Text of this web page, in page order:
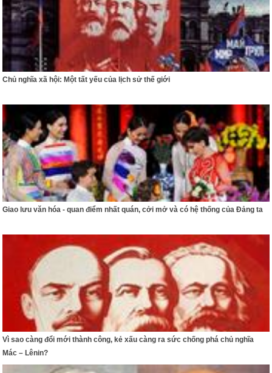
Chủ nghĩa xã hội: Một tất yếu của lịch sử thế giới
Giao lưu văn hóa - quan điểm nhất quán, cởi mở và có hệ thống của Đảng ta
Vì sao càng đổi mới thành công, kẻ xấu càng ra sức chống phá chủ nghĩa
Mác – Lênin?